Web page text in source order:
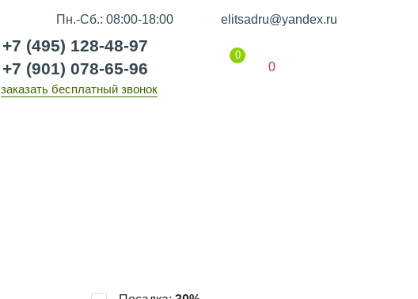
Пн.-Сб.: 08:00-18:00 elitsadru@yandex.ru
+7 (495) 128-48-97
+7 (901) 078-65-96
заказать бесплатный звонок
0
0